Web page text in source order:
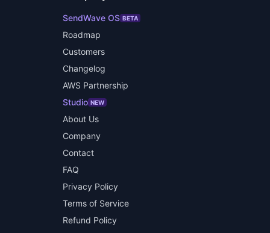
SendWave OS BETA
Roadmap
Customers
Changelog
AWS Partnership
Studio NEW
About Us
Company
Contact
FAQ
Privacy Policy
Terms of Service
Refund Policy